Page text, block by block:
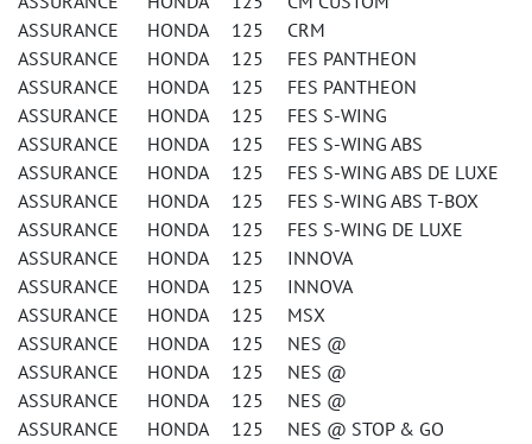
ASSURANCE HONDA 125 CRM
ASSURANCE HONDA 125 FES PANTHEON
ASSURANCE HONDA 125 FES PANTHEON
ASSURANCE HONDA 125 FES S-WING
ASSURANCE HONDA 125 FES S-WING ABS
ASSURANCE HONDA 125 FES S-WING ABS DE LUXE
ASSURANCE HONDA 125 FES S-WING ABS T-BOX
ASSURANCE HONDA 125 FES S-WING DE LUXE
ASSURANCE HONDA 125 INNOVA
ASSURANCE HONDA 125 INNOVA
ASSURANCE HONDA 125 MSX
ASSURANCE HONDA 125 NES @
ASSURANCE HONDA 125 NES @
ASSURANCE HONDA 125 NES @
ASSURANCE HONDA 125 NES @ STOP & GO